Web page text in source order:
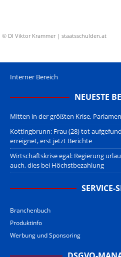
© DI Viktor Krammer | staatsschulden.at
Interner Bereich
NEUESTE
Mitten in der größten Krise,
Kottingbrunn: Frau (28) tot
erreignet, erst jetzt Berichte
Wirtschaftskrise egal: Regierung
auch, dies bei Höchstbezahlung
SERVICE-
Branchenbuch
Produktinfo
Werbung und Sponsoring